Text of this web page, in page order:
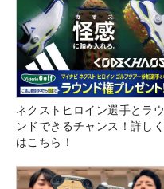
ネクストヒロイン選手とラウ
ンドできるチャンス！詳しく
はこちら！